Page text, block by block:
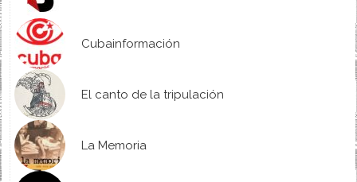
Cubainformación
El canto de la tripulación
La Memoria